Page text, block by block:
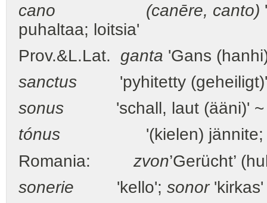
cano (canēre, canto)
puhaltaa; loitsia'
Prov.&L.Lat. ganta 'Gans
sanctus 'pyhitetty (geheiligt)'
sonus 'schall, laut (ääni)' ~
tónus '(kielen)
Romania: zvon’Gerücht’
sonerie 'kello'; sonor'kirkas'